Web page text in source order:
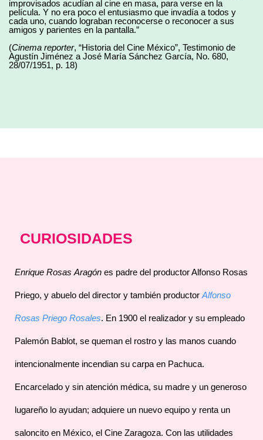
improvisados acudían al cine en masa, para verse en la
película. Y no era poco el entusiasmo que invadía a todos y
cada uno, cuando lograban reconocerse o reconocer a sus
amigos y parientes en la pantalla.”
(Cinema reporter, “Historia del Cine México”, Testimonio de
Agustín Jiménez a José María Sánchez García, No. 680,
28/07/1951, p. 18)
CURIOSIDADES
Enrique Rosas Aragón es padre del productor Alfonso Rosas
Priego, y abuelo del director y también productor Alfonso
Rosas Priego Rosales. En 1900 el realizador y su empleado
Palemón Bablot, se queman el rostro y las manos cuando
intencionalmente incendian su carpa en Pachuca.
Encarcelado y sin atención médica, su madre y un generoso
lugareño lo ayudan; adquiere un nuevo equipo y renta un
saloncito en México, el Cine Zaragoza. Con las utilidades